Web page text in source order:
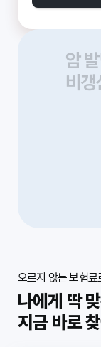
암 발병
비갱
오르지 않는 보험료
나에게 딱
지금 바로